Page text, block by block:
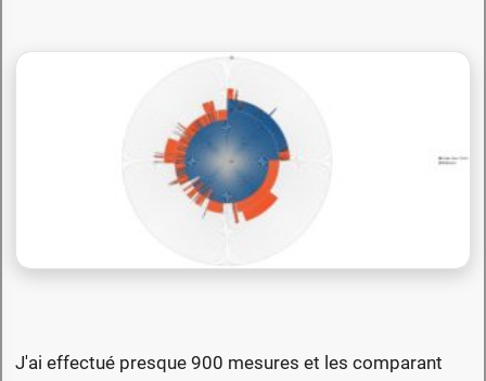
J'ai effectué presque 900 mesures et les comparant